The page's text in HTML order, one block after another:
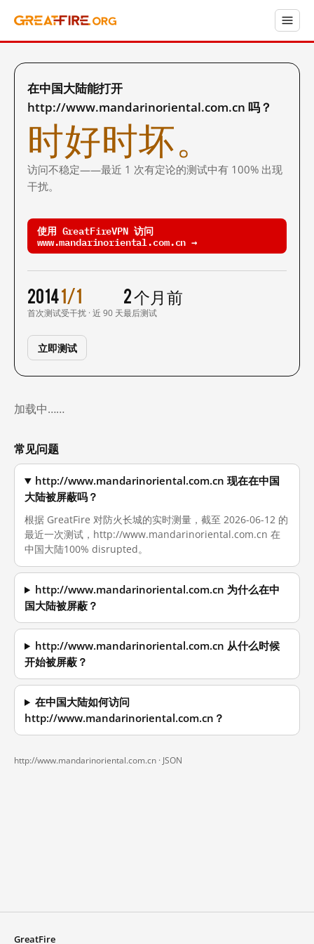
在中国大陆能打开
http://www.mandarinoriental.com.cn 吗？
时好时坏。
访问不稳定——最近 1 次有定论的测试中有 100% 出现
干扰。
使用 GreatFireVPN 访问
www.mandarinoriental.com.cn →
2014
首次测试
1/1
受干扰 · 近 90 天
2 个月前
最后测试
立即测试
加载中……
常见问题
http://www.mandarinoriental.com.cn 现在在中国
大陆被屏蔽吗？
根据 GreatFire 对防火长城的实时测量，截至 2026-06-12 的
最近一次测试，http://www.mandarinoriental.com.cn 在
中国大陆100% disrupted。
http://www.mandarinoriental.com.cn 为什么在中
国大陆被屏蔽？
http://www.mandarinoriental.com.cn 从什么时候
开始被屏蔽？
在中国大陆如何访问
http://www.mandarinoriental.com.cn？
http://www.mandarinoriental.com.cn · JSON
GreatFire